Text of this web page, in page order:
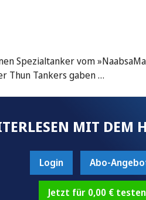
Spezialtanker vom
Thun Tankers gaben …
MIT DEM
Login Abo-
Jetzt für 0,00 € testen